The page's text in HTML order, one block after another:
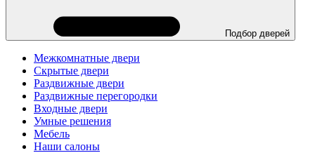
Подбор дверей
Межкомнатные двери
Скрытые двери
Раздвижные двери
Раздвижные перегородки
Входные двери
Умные решения
Мебель
Наши салоны